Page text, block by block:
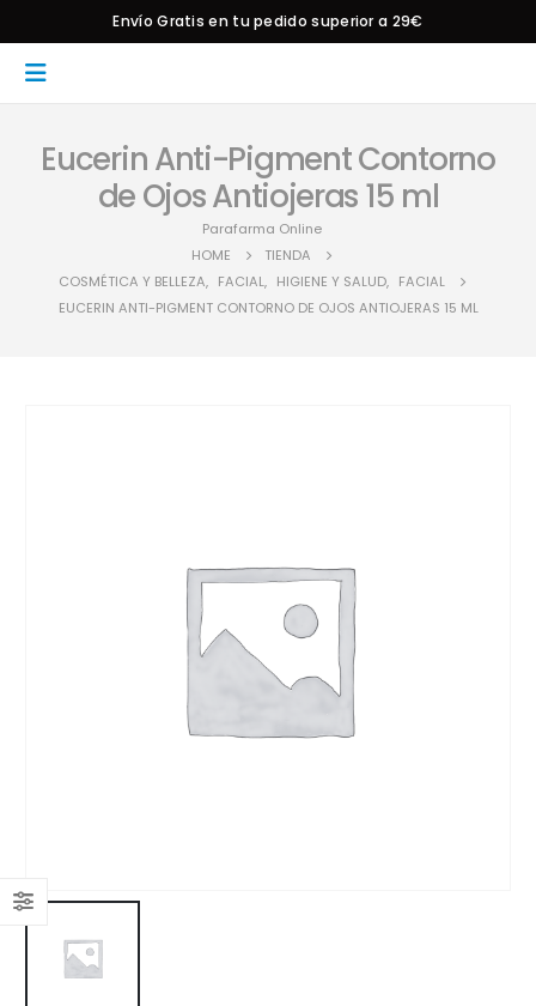
Envío Gratis en tu pedido superior a 29€
Eucerin Anti-Pigment Contorno
de Ojos Antiojeras 15 ml
Parafarma Online
HOME
TIENDA
COSMÉTICA Y BELLEZA, FACIAL, HIGIENE Y SALUD, FACIAL
EUCERIN ANTI-PIGMENT CONTORNO DE OJOS ANTIOJERAS 15 ML